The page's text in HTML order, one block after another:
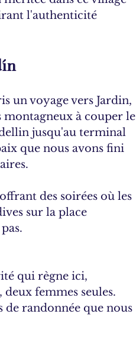
l'authenticité
un voyage vers Jardin,
à couper le
jusqu'au terminal
que nous avons fini
des soirées où les
sur la place
qui règne ici,
femmes seules.
de randonnée que nous